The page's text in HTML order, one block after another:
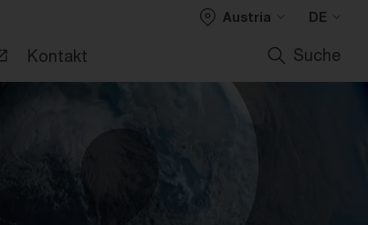
Kontakt
Austria DE
Suche